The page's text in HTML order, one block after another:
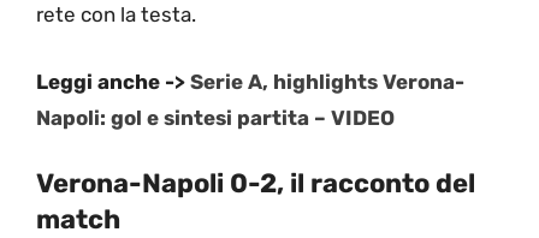
rete con la testa.
Leggi anche -> Serie A, highlights Verona-
Napoli: gol e sintesi partita – VIDEO
Verona-Napoli 0-2, il racconto del
match